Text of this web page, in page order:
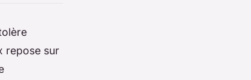
repose sur